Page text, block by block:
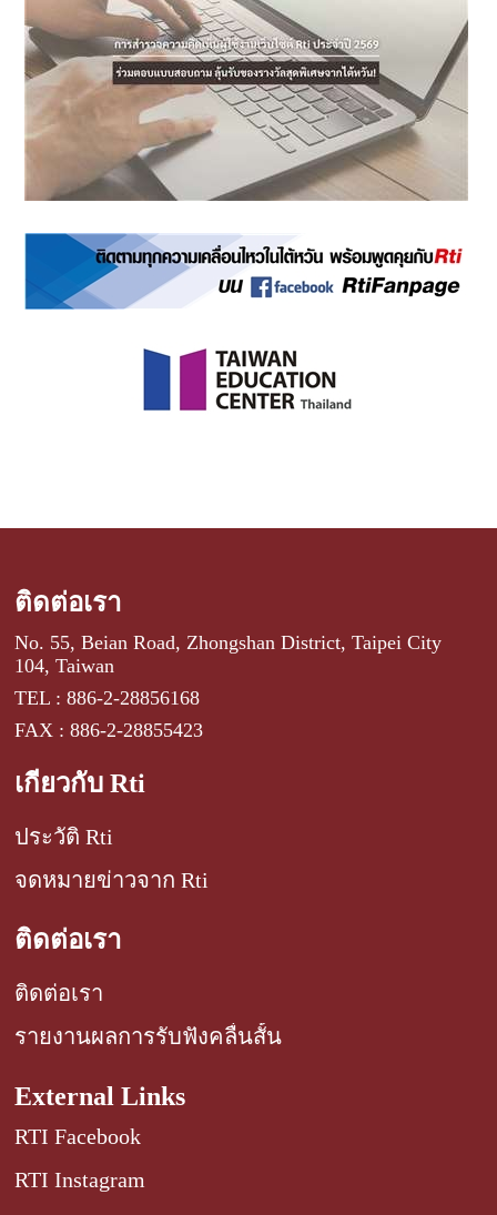
ติดต่อเรา
No. 55, Beian Road, Zhongshan District, Taipei City
104, Taiwan
TEL : 886-2-28856168
FAX : 886-2-28855423
เกี่ยวกับ Rti
ประวัติ Rti
จดหมายข่าวจาก Rti
ติดต่อเรา
ติดต่อเรา
รายงานผลการรับฟังคลื่นสั้น
External Links
RTI Facebook
RTI Instagram